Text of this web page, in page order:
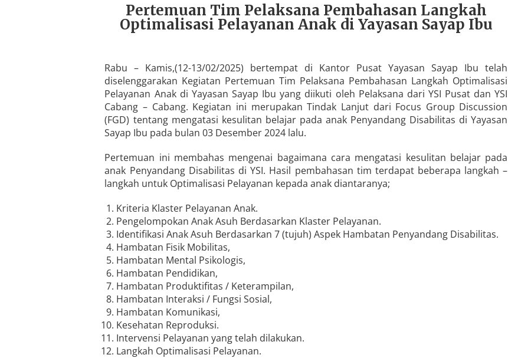
Pertemuan Tim Pelaksana Pembahasan Langkah
Optimalisasi Pelayanan Anak di Yayasan Sayap Ibu
Rabu – Kamis,(12-13/02/2025) bertempat di Kantor Pusat Yayasan Sayap Ibu telah
diselenggarakan Kegiatan Pertemuan Tim Pelaksana Pembahasan Langkah Optimalisasi
Pelayanan Anak di Yayasan Sayap Ibu yang diikuti oleh Pelaksana dari YSI Pusat dan YSI
Cabang – Cabang. Kegiatan ini merupakan Tindak Lanjut dari Focus Group Discussion
(FGD) tentang mengatasi kesulitan belajar pada anak Penyandang Disabilitas di Yayasan
Sayap Ibu pada bulan 03 Desember 2024 lalu.
Pertemuan ini membahas mengenai bagaimana cara mengatasi kesulitan belajar pada
anak Penyandang Disabilitas di YSI. Hasil pembahasan tim terdapat beberapa langkah –
langkah untuk Optimalisasi Pelayanan kepada anak diantaranya;
Kriteria Klaster Pelayanan Anak.
Pengelompokan Anak Asuh Berdasarkan Klaster Pelayanan.
Identifikasi Anak Asuh Berdasarkan 7 (tujuh) Aspek Hambatan Penyandang Disabilitas.
Hambatan Fisik Mobilitas,
Hambatan Mental Psikologis,
Hambatan Pendidikan,
Hambatan Produktifitas / Keterampilan,
Hambatan Interaksi / Fungsi Sosial,
Hambatan Komunikasi,
Kesehatan Reproduksi.
Intervensi Pelayanan yang telah dilakukan.
Langkah Optimalisasi Pelayanan.